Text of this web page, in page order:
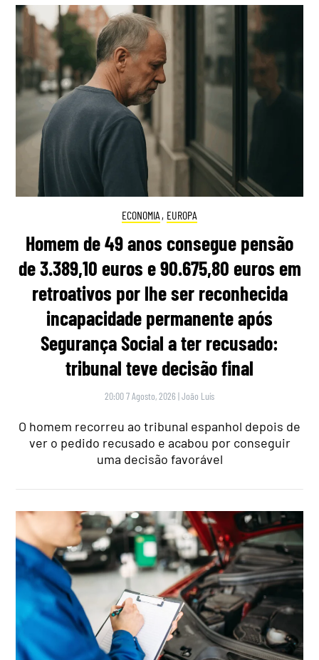
ECONOMIA , EUROPA
Homem de 49 anos consegue pensão
de 3.389,10 euros e 90.675,80 euros em
retroativos por lhe ser reconhecida
incapacidade permanente após
Segurança Social a ter recusado:
tribunal teve decisão final
20:00 7 Agosto, 2026 |João Luís
O homem recorreu ao tribunal espanhol depois de
ver o pedido recusado e acabou por conseguir
uma decisão favorável